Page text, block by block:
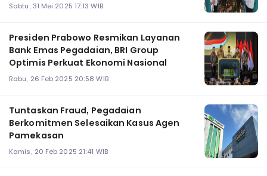
Sabtu, 31 Mei 2025 17:13 WIB
Presiden Prabowo Resmikan Layanan
Bank Emas Pegadaian, BRI Group
Optimis Perkuat Ekonomi Nasional
Rabu, 26 Feb 2025 20:58 WIB
Tuntaskan Fraud, Pegadaian
Berkomitmen Selesaikan Kasus Agen
Pamekasan
Kamis, 20 Feb 2025 21:41 WIB